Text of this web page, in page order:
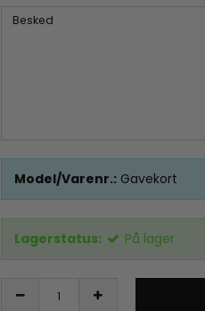
Model/Varenr.: Gavekort
Lagerstatus: På lager